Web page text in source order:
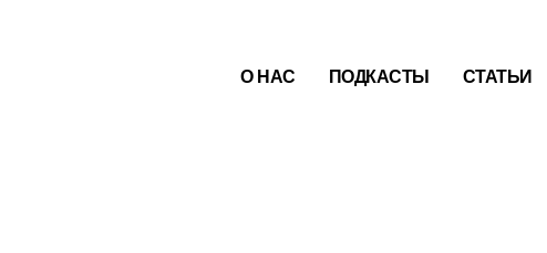
О НАС ПОДКАСТЫ СТАТЬИ